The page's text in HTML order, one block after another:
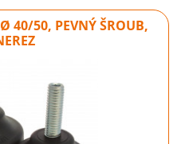
40/50, PEVNÝ ŠROUB,